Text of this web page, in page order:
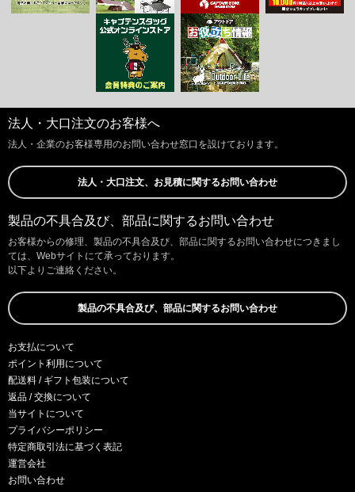
法人・大口注文のお客様へ
法人・企業のお客様専用のお問い合わせ窓口を設けております。
法人・大口注文、お見積に関するお問い合わせ
製品の不具合及び、部品に関するお問い合わせ
お客様からの修理、製品の不具合及び、部品に関するお問い合わせにつきまし
ては、Webサイトにて承っております。
以下よりご連絡ください。
製品の不具合及び、部品に関するお問い合わせ
お支払について
ポイント利用について
配送料 / ギフト包装について
返品 / 交換について
当サイトについて
プライバシーポリシー
特定商取引法に基づく表記
運営会社
お問い合わせ